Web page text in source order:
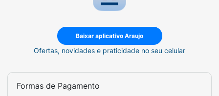
Baixar aplicativo Araujo
Ofertas, novidades e praticidade no seu celular
Formas de Pagamento